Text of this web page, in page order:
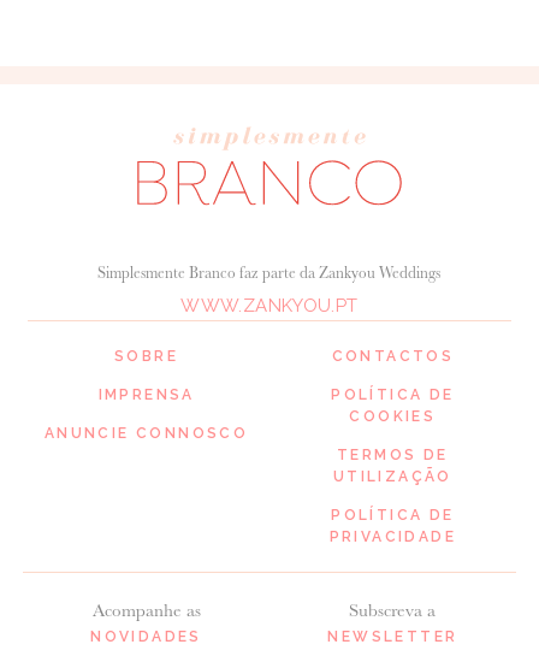
SOBRE
IMPRENSA
ANUNCIE CONNOSCO
Acompanhe as
NOVIDADES
Simplesmente Branco faz parte da Zankyou Weddings
WWW.ZANKYOU.PT
Subscreva a
NEWSLETTER
CONTACTOS
POLÍTICA DE
COOKIES
TERMOS DE
UTILIZAÇÃO
POLÍTICA DE
PRIVACIDADE